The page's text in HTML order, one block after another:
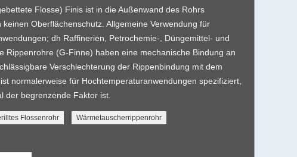
Flosse) Finis ist in die Außenwand des Rohrs
Oberflächenschutz. Allgemeine Verwendung für
dh Raffinerien, Petrochemie-, Düngemittel- und
Rippenrohre (G-Finne) haben eine mechanische Bindung an
Verschlechterung der Rippenbindung mit dem
normalerweise für Hochtemperaturanwendungen spezifiziert,
der begrenzende Faktor ist.
Flossenrohr Wärmetauscherrippenrohr